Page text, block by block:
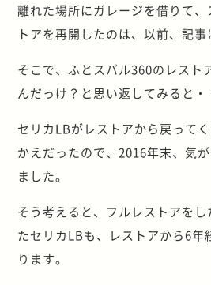
離れた場所にガレージを借りて、
トアを再開したのは、以前、記事
そこで、ふとスバル360のレスト
んだっけ？と思い返してみると・
セリカLBがレストアから戻って
かえだったので、2016年末、気
ました。
そう考えると、フルレストアを
たセリカLBも、レストアから6年
ります。